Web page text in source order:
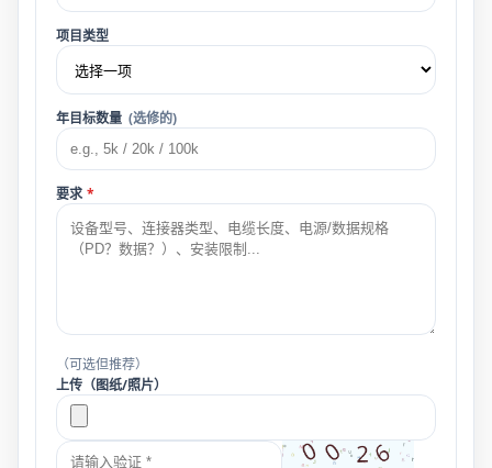
项目类型
年目标数量 (选修的)
要求 *
（可选但推荐）
上传（图纸/照片）